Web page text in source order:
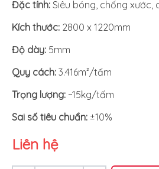
Đặc tính: Siêu bóng, chống xước,
Kích thước: 2800 x 1220mm
Độ dày: 5mm
Quy cách: 3.416m²/tấm
Trọng lượng: ~15kg/tấm
Sai số tiêu chuẩn: ±10%
Liên hệ